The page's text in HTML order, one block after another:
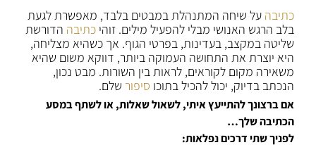
כתיבה על שיחה המתנהלת במבטים בלבד, מאפשרת לגעת
בלב הרגש האנושי מבלי להפעיל מילים. זוהיכתיבה הדורשת
שליטה במקצב, בעדינות, בפרטי הגוף. אך כשהיא מצליחה,
היא יוצרת את התחושה העמוקה ביותר, דווקא משום שהיא
משאירה מקום לקוראים, לראות בין השורות. מבט נכון,
הנכתב בדיוק, יכול להכיל בתוכו סיפור שלם.
אם ברצונך להתייעץ איתי, לשאול שאלות, או לשתף במסע
הכתיבה שלך…
לפניך שתי דרכים נפלאות: